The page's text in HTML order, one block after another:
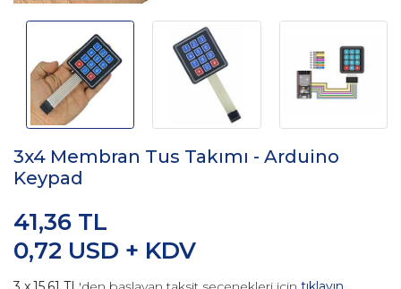
3x4 Membran Tus Takımı - Arduino
Keypad
0,72 USD + KDV
41,36 TL